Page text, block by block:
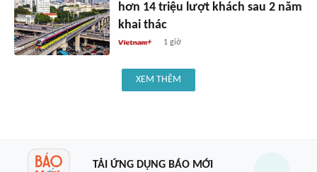
hơn 14 triệu lượt khách sau 2 năm
khai thác
1 giờ
XEM THÊM
TẢI ỨNG DỤNG BÁO MỚI